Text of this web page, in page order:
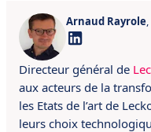
Arnaud Rayrole,
Directeur général de
aux acteurs de la
les Etats de l’art de
leurs choix